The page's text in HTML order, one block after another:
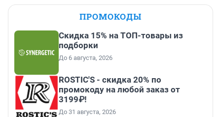
ПРОМОКОДЫ
Скидка 15% на ТОП-товары из
подборки
До 6 августа, 2026
ROSTIC'S - скидка 20% по
промокоду на любой заказ от
3199₽!
До 31 августа, 2026